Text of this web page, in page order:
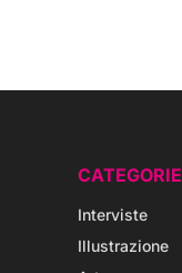
CATEGORIE
Interviste
Illustrazione